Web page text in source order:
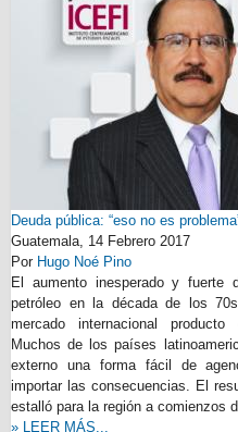
Deuda pública: “eso no es
Guatemala, 14 Febrero 2017
Por Hugo Noé Pino
El aumento inesperado y fuerte
petróleo en la década de los
mercado internacional
Muchos de los países
externo una forma fácil de
importar las consecuencias. El
estalló para la región a comienzos
» LEER MÁS...